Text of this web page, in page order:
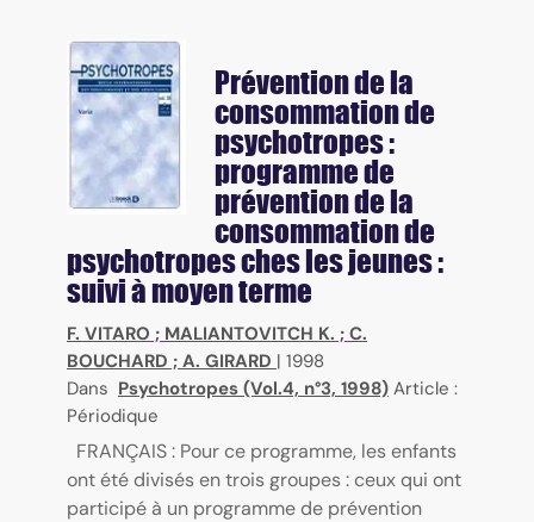
Prévention de la
consommation de
psychotropes :
programme de
prévention de la
consommation de
psychotropes ches les jeunes :
suivi à moyen terme
F. VITARO ; MALIANTOVITCH K. ; C.
BOUCHARD ; A. GIRARD | 1998
Dans Psychotropes (Vol.4, n°3, 1998) Article :
Périodique
FRANÇAIS : Pour ce programme, les enfants
ont été divisés en trois groupes : ceux qui ont
participé à un programme de prévention